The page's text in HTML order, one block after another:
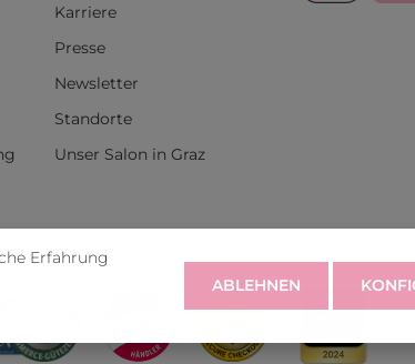
Karriere
Presse
Newsletter
Standorte
Unser Salon in Graz
Erfahrung
ABLEHNEN